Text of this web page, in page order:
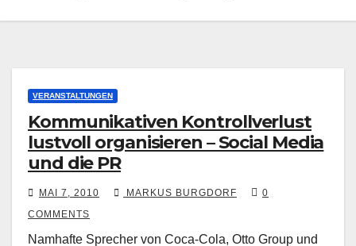
VERANSTALTUNGEN
Kommunikativen Kontrollverlust
lustvoll organisieren – Social Media
und die PR
MAI 7, 2010 MARKUS BURGDORF
0
COMMENTS
Namhafte Sprecher von Coca-Cola, Otto Group und